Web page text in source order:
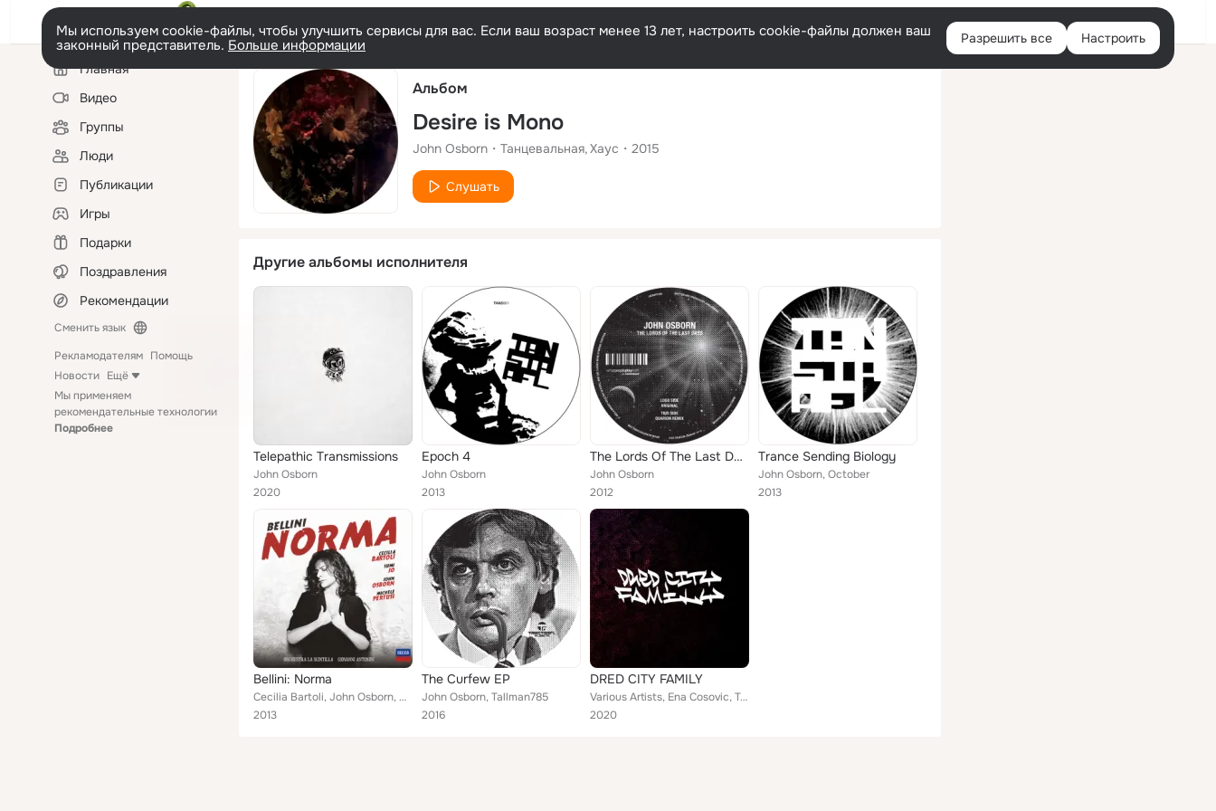
Русский Войти
Мы используем cookie-файлы, чтобы улучшить сервисы для вас. Если ваш возраст менее 13 лет, настроить cookie-файлы должен ваш
законный представитель. Больше информации Разрешить все Настроить
Левая
колонкаГлавная
Видео
Группы
Люди
Публикации
Игры
Подарки
Поздравления
Рекомендации
Сменить язык
Рекламодателям Помощь
Новости Ещё
Мы применяем
рекомендательные технологии
Подробнее
Альбом
Desire is Mono
John Osborn Танцевальная Хаус 2015
Слушать
Другие альбомы исполнителя
Telepathic Transmissions
John Osborn
2020
Epoch 4
John Osborn
2013
The Lords Of The Last Days
John Osborn
2012
Trance Sending Biology
John Osborn, October
2013
Bellini: Norma
Cecilia Bartoli, John Osborn, Sumi Jo, Michele Pertusi, Orchestra La Scintilla, Giovanni Antonini
2013
The Curfew EP
John Osborn, Tallman785
2016
DRED CITY FAMILY
Various Artists, Ena Cosovic, Tom Dicicco, Frazer Campbell, John Osborn, Paul Mitchell, Circular Rhythms, s:vt, Jor-El, Mias Voi...
2020